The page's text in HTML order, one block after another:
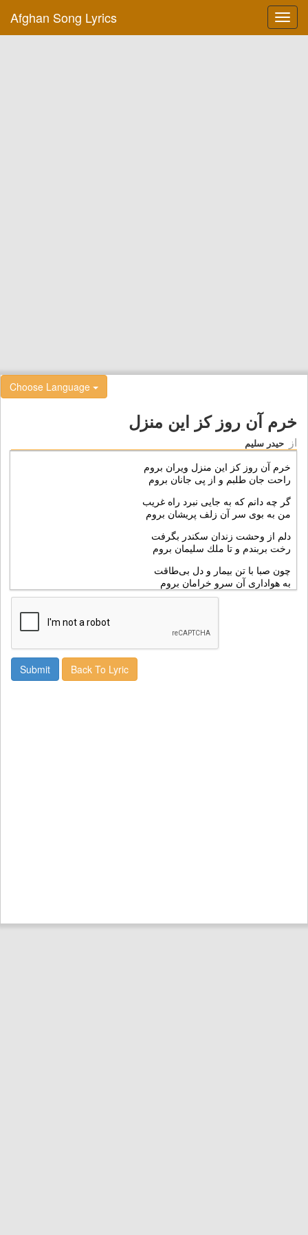
Afghan Song Lyrics
Choose Language
خرم آن روز كز این منزل
از حیدر سلیم
Back To Lyric